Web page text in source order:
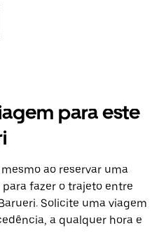
para este
ao reservar uma
fazer o trajeto entre
Solicite uma viagem
a qualquer hora e